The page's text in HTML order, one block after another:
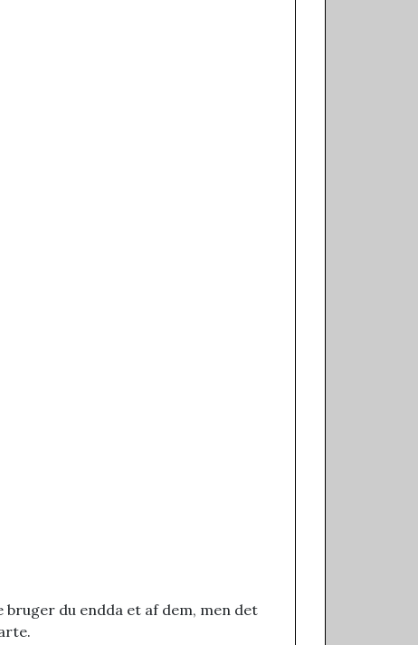
du endda et af dem, men det